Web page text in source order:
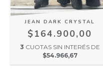
JEAN DARK CRYSTAL
$164.900,00
3 CUOTAS SIN INTERÉS DE
$54.966,67